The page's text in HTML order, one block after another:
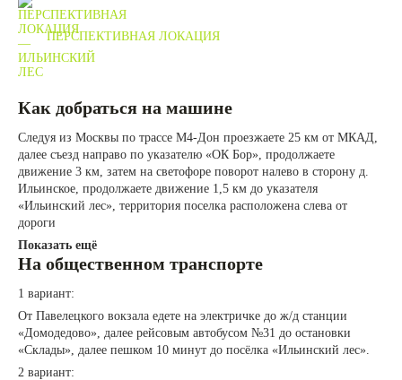
ПЕРСПЕКТИВНАЯ ЛОКАЦИЯ
Как добраться на машине
Следуя из Москвы по трассе М4-Дон проезжаете 25 км от МКАД,
далее съезд направо по указателю «ОК Бор», продолжаете
движение 3 км, затем на светофоре поворот налево в сторону д.
Ильинское, продолжаете движение 1,5 км до указателя
«Ильинский лес», территория поселка расположена слева от
дороги
Показать ещё
На общественном транспорте
1 вариант:
От Павелецкого вокзала едете на электричке до ж/д станции
«Домодедово», далее рейсовым автобусом №31 до остановки
«Склады», далее пешком 10 минут до посёлка «Ильинский лес».
2 вариант: